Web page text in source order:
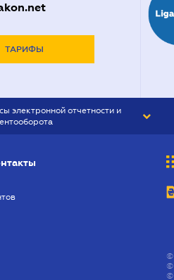
ТАРИФЫ
электронной отчетности и
©
©
©